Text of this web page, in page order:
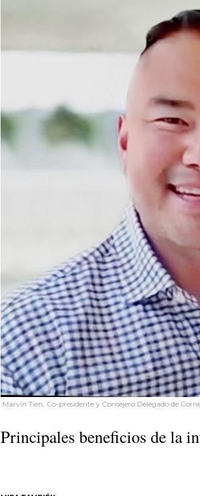
Marvin Tien, Co-presidente y Consejero Delegado de
Principales beneficios de la